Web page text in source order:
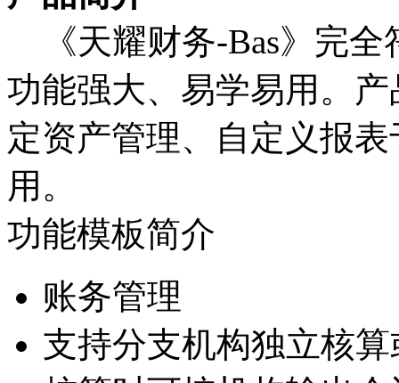
《天耀财务-Bas》完
功能强大、易学易用。
定资产管理、自定义报
用。
功能模板简介
账务管理
支持分支机构独立核